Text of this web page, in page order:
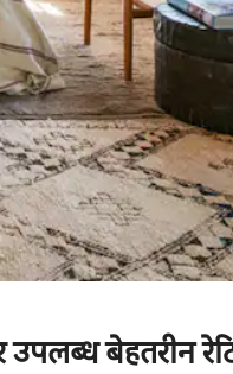
उपलब्ध